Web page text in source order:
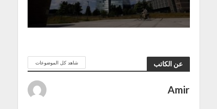
عن الكاتب شاهد كل الموضوعات
Amir